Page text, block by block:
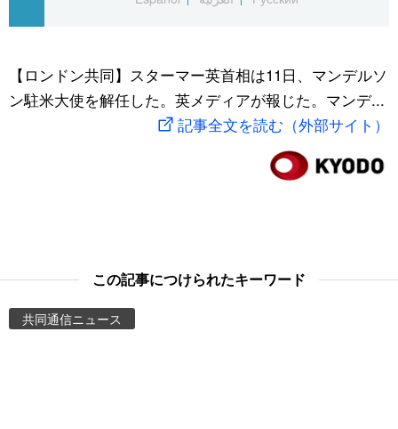
社会
スポーツ・東京2020
旅と暮らし
Images
科学・技術
暮らし
【ロンドン共同】スターマー英首相は11日、マンデルソ
ン駐米大使を解任した。英メディアが報じた。マンデ...
記事全文を読む（外部サイト）
この記事につけられたキーワード
共同通信ニュース